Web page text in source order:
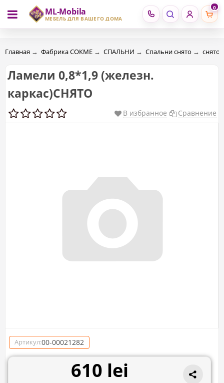
ML-Mobila
МЕБЕЛЬ ДЛЯ ВАШЕГО ДОМА
0
RU RO
Главная → Фабрика СОКМЕ → СПАЛЬНИ → Спальни снято → снято
Ламели 0,8*1,9 (железн.
каркас)СНЯТО
В избранное Сравнение
Артикул:00-00021282
610 lei